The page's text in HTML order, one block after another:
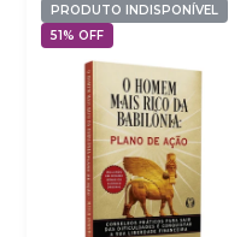
PRODUTO INDISPONÍVEL
51% OFF